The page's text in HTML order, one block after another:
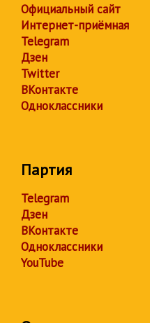
Официальный сайт
Интернет-приёмная
Telegram
Дзен
Twitter
ВКонтакте
Одноклассники
Партия
Telegram
Дзен
ВКонтакте
Одноклассники
YouTube